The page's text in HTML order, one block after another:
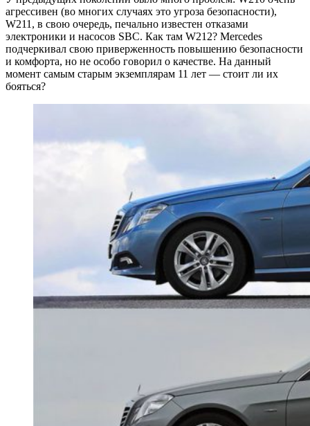
агрессивен (во многих случаях это угроза безопасности),
W211, в свою очередь, печально известен отказами
электроники и насосов SBC. Как там W212? Mercedes
подчеркивал свою приверженность повышению безопасности
и комфорта, но не особо говорил о качестве. На данный
момент самым старым экземплярам 11 лет — стоит ли их
бояться?